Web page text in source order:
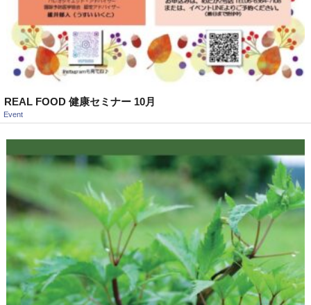
REAL FOOD 健康セミナー 10月
Event